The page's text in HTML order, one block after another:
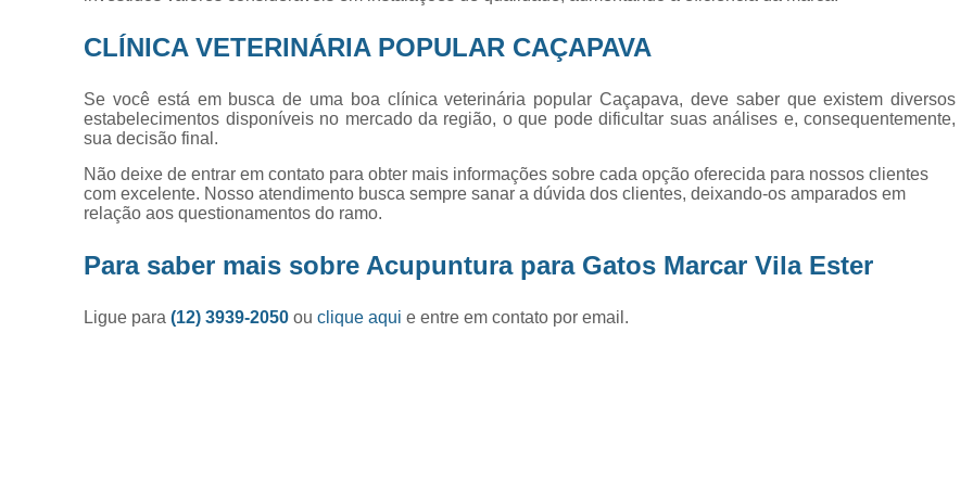
Exame de Ultrassom
Exame de Ultrassom
Exame de Ultrassom para
Exames Laboratoriais para
Exames Laboratoriais Veterinários
CLÍNICA VETERINÁRIA POPULAR CAÇAPAVA
Se você está em busca de uma boa clínica veterinária popular Caçapava, deve saber que existem diversos
estabelecimentos disponíveis no mercado da região, o que pode dificultar suas análises e, consequentemente,
sua decisão final.
Não deixe de entrar em contato para obter mais informações sobre cada opção oferecida para nossos clientes
com excelente. Nosso atendimento busca sempre sanar a dúvida dos clientes, deixando-os amparados em
relação aos questionamentos do ramo.
Para saber mais sobre Acupuntura para Gatos Marcar Vila Ester
Ligue para(12) 3939-2050ouclique aqui e entre em contato por email.